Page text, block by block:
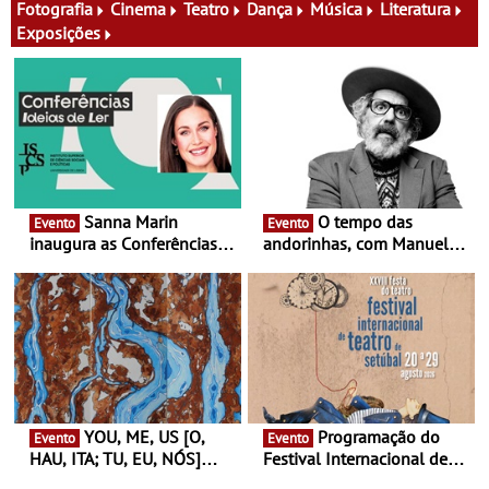
Fotografia Cinema Teatro Dança Música
Literatura
Exposições
Evento
inaugura as Conferências
Antiga primeira-ministra da
Finlândia é a convidada da
primeira edição do novo
ciclo de debates dedicado
aos grandes temas do
nosso tempo
Evento
andorinhas, com Manuel
Atum - Concerto
performance na MAAT
Gallery a 3 de Setembro,
19:30
Evento
HAU, ITA; TU, EU, NÓS]
Evento
Festival Internacional de